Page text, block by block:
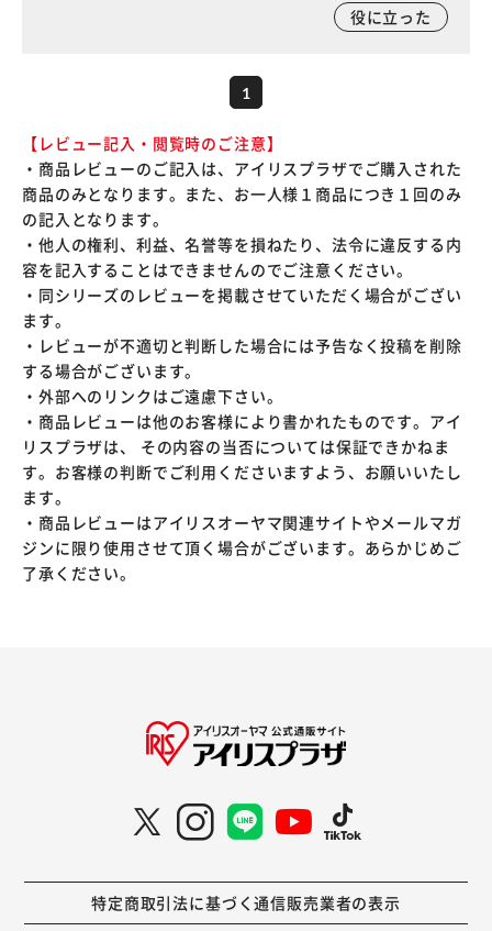
役に立った
1
【レビュー記入・閲覧時のご注意】
・商品レビューのご記入は、アイリスプラザでご購入された
商品のみとなります。また、お一人様１商品につき１回のみ
の記入となります。
・他人の権利、利益、名誉等を損ねたり、法令に違反する内
容を記入することはできませんのでご注意ください。
・同シリーズのレビューを掲載させていただく場合がござい
ます。
・レビューが不適切と判断した場合には予告なく投稿を削除
する場合がございます。
・外部へのリンクはご遠慮下さい。
・商品レビューは他のお客様により書かれたものです。アイ
リスプラザは、 その内容の当否については保証できかねま
す。お客様の判断でご利用くださいますよう、お願いいたし
ます。
・商品レビューはアイリスオーヤマ関連サイトやメールマガ
ジンに限り使用させて頂く場合がございます。あらかじめご
了承ください。
特定商取引法に基づく通信販売業者の表示